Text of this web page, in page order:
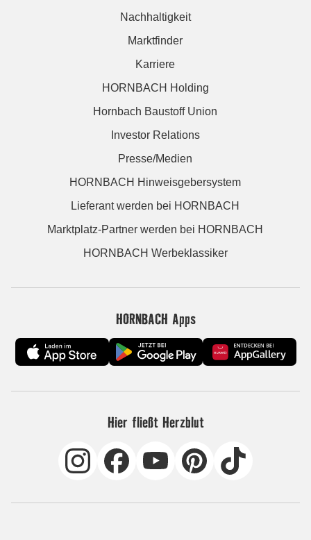
Nachhaltigkeit
Marktfinder
Karriere
HORNBACH Holding
Hornbach Baustoff Union
Investor Relations
Presse/Medien
HORNBACH Hinweisgebersystem
Lieferant werden bei HORNBACH
Marktplatz-Partner werden bei HORNBACH
HORNBACH Werbeklassiker
HORNBACH Apps
Hier fließt Herzblut